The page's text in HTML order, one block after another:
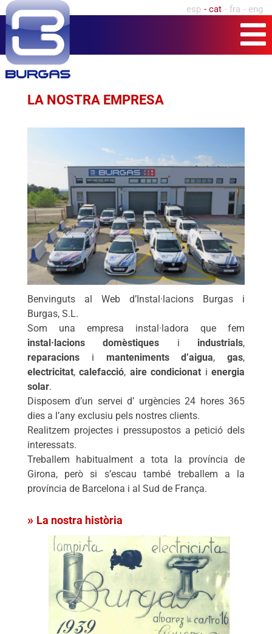
esp cat fra eng
LA NOSTRA EMPRESA
Benvinguts al Web d’Instal·lacions Burgas i
Burgas, S.L.
Som una empresa instal·ladora que fem
instal·lacions domèstiques i industrials,
reparacionsi manteniments d’aigua,gas,
electricitat,calefacció, aire condicionat ienergia
solar.
Disposem d’un servei d’ urgències 24 hores 365
dies a l’any exclusiu pels nostres clients.
Realitzem projectes i pressupostos a petició dels
interessats.
Treballem habitualment a tota la província de
Girona, però si s’escau també treballem a la
província de Barcelona i al Sud de França.
La nostra història